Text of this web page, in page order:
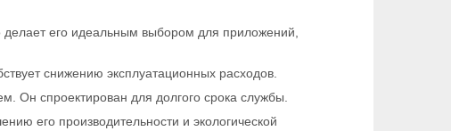
его идеальным выбором для приложений,
снижению эксплуатационных расходов.
Он спроектирован для долгого срока службы.
его производительности и экологической